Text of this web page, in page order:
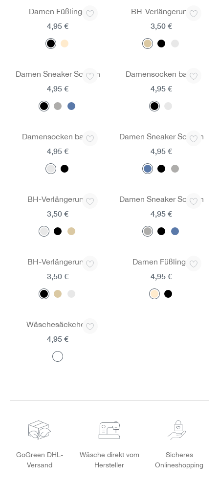
Damen Füßlinge
4,95 €
BH-Verlängerung
3,50 €
Damen Sneaker Socken
4,95 €
Damensocken basic
4,95 €
Damensocken basic
4,95 €
Damen Sneaker Socken
4,95 €
BH-Verlängerung
3,50 €
Damen Sneaker Socken
4,95 €
BH-Verlängerung
3,50 €
Damen Füßlinge
4,95 €
Wäschesäckchen
4,95 €
GoGreen DHL-
Versand
Wäsche direkt vom
Hersteller
Sicheres
Onlineshopping